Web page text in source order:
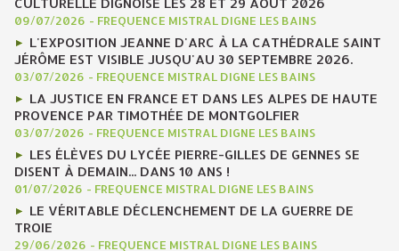
09/07/2026 - FREQUENCE MISTRAL DIGNE LES BAINS
L'EXPOSITION JEANNE D'ARC À LA CATHÉDRALE SAINT
JÉRÔME EST VISIBLE JUSQU'AU 30 SEPTEMBRE 2026.
03/07/2026 - FREQUENCE MISTRAL DIGNE LES BAINS
LA JUSTICE EN FRANCE ET DANS LES ALPES DE HAUTE
PROVENCE PAR TIMOTHÉE DE MONTGOLFIER
03/07/2026 - FREQUENCE MISTRAL DIGNE LES BAINS
LES ÉLÈVES DU LYCÉE PIERRE-GILLES DE GENNES SE
DISENT À DEMAIN... DANS 10 ANS !
01/07/2026 - FREQUENCE MISTRAL DIGNE LES BAINS
LE VÉRITABLE DÉCLENCHEMENT DE LA GUERRE DE
TROIE
29/06/2026 - FREQUENCE MISTRAL DIGNE LES BAINS